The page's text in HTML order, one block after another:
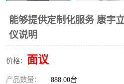
能够提供定制化服务 康宇
仪说明
价格： 面议
产品数量： 888.00台